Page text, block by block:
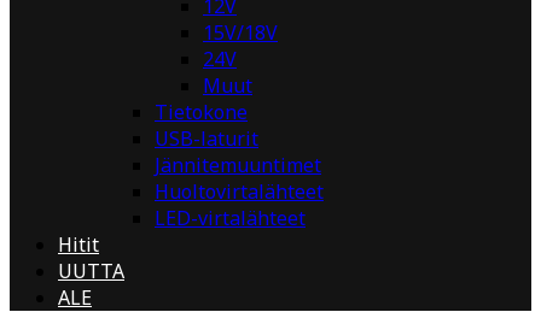
12V
15V/18V
24V
Muut
Tietokone
USB-laturit
Jännitemuuntimet
Huoltovirtalähteet
LED-virtalähteet
Hitit
UUTTA
ALE